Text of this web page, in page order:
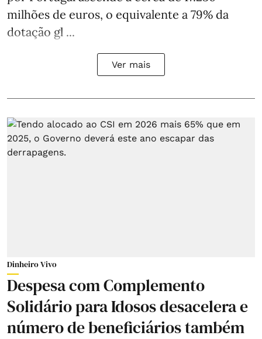
milhões de euros, o equivalente a 79% da
dotação gl ...
Ver mais
Dinheiro Vivo
Despesa com Complemento
Solidário para Idosos desacelera e
número de beneficiários também